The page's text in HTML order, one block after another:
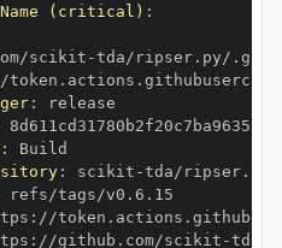
(critical) :
scikit-
:
:
: scikit -
:
: //github.com/scikit -